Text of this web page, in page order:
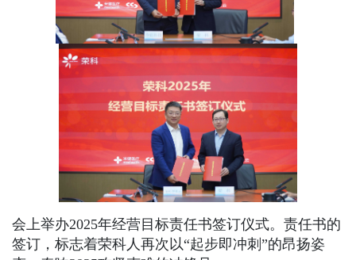
会上举办2025年经营目标责任书签订仪式。责任书的
签订，标志着荣科人再次以“起步即冲刺”的昂扬姿